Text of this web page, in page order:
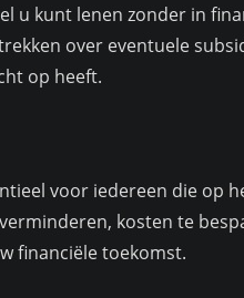
u kunt lenen zonder in
over eventuele
op heeft.
voor iedereen die op
kosten te
financiële toekomst.